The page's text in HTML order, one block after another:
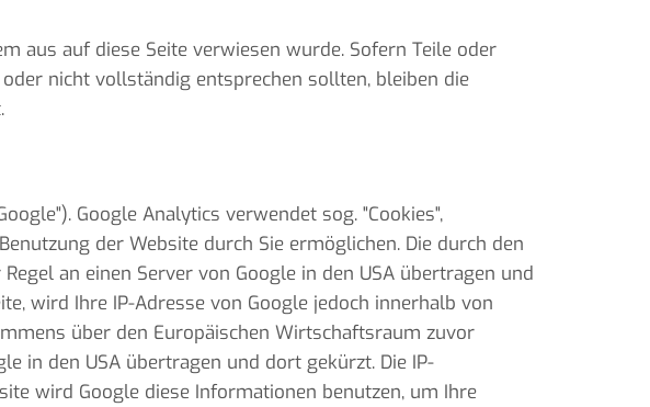
aus auf diese Seite verwiesen wurde. Sofern Teile oder
nicht vollständig entsprechen sollten, bleiben die
Google Analytics verwendet sog. "Cookies",
der Website durch Sie ermöglichen. Die durch den
an einen Server von Google in den USA übertragen und
wird Ihre IP-Adresse von Google jedoch innerhalb von
über den Europäischen Wirtschaftsraum zuvor
in den USA übertragen und dort gekürzt. Die IP-
wird Google diese Informationen benutzen, um Ihre